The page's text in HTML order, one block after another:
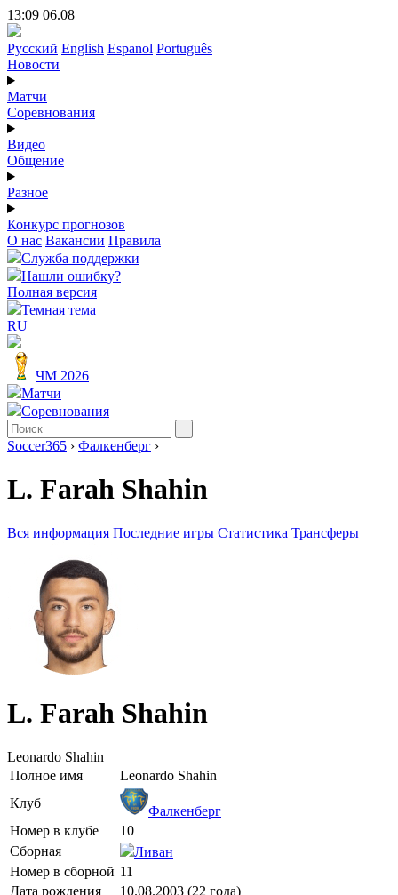
13:09 06.08
Русский English Espanol Português
Новости
Матчи
Соревнования
Видео
Общение
Разное
Конкурс прогнозов
О нас Вакансии Правила
Служба поддержки
Нашли ошибку?
Полная версия
Темная тема
RU
ЧМ 2026
Матчи
Соревнования
Soccer365 › Фалкенберг ›
L. Farah Shahin
Вся информация Последние игры Статистика Трансферы
L. Farah Shahin
Leonardo Shahin
Полное имя
Leonardo Shahin
Клуб
Фалкенберг
Номер в клубе
10
Сборная
Ливан
Номер в сборной 11
Дата рождения
10.08.2003 (22 года)